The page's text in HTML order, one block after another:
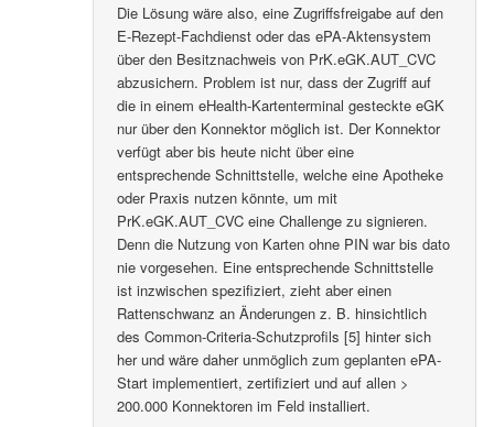
Die Lösung wäre also, eine Zugriffsfreigabe auf den
E-Rezept-Fachdienst oder das ePA-Aktensystem
über den Besitznachweis von PrK.eGK.AUT_CVC
abzusichern. Problem ist nur, dass der Zugriff auf
die in einem eHealth-Kartenterminal gesteckte eGK
nur über den Konnektor möglich ist. Der Konnektor
verfügt aber bis heute nicht über eine
entsprechende Schnittstelle, welche eine Apotheke
oder Praxis nutzen könnte, um mit
PrK.eGK.AUT_CVC eine Challenge zu signieren.
Denn die Nutzung von Karten ohne PIN war bis dato
nie vorgesehen. Eine entsprechende Schnittstelle
ist inzwischen spezifiziert, zieht aber einen
Rattenschwanz an Änderungen z. B. hinsichtlich
des Common-Criteria-Schutzprofils [5] hinter sich
her und wäre daher unmöglich zum geplanten ePA-
Start implementiert, zertifiziert und auf allen >
200.000 Konnektoren im Feld installiert.